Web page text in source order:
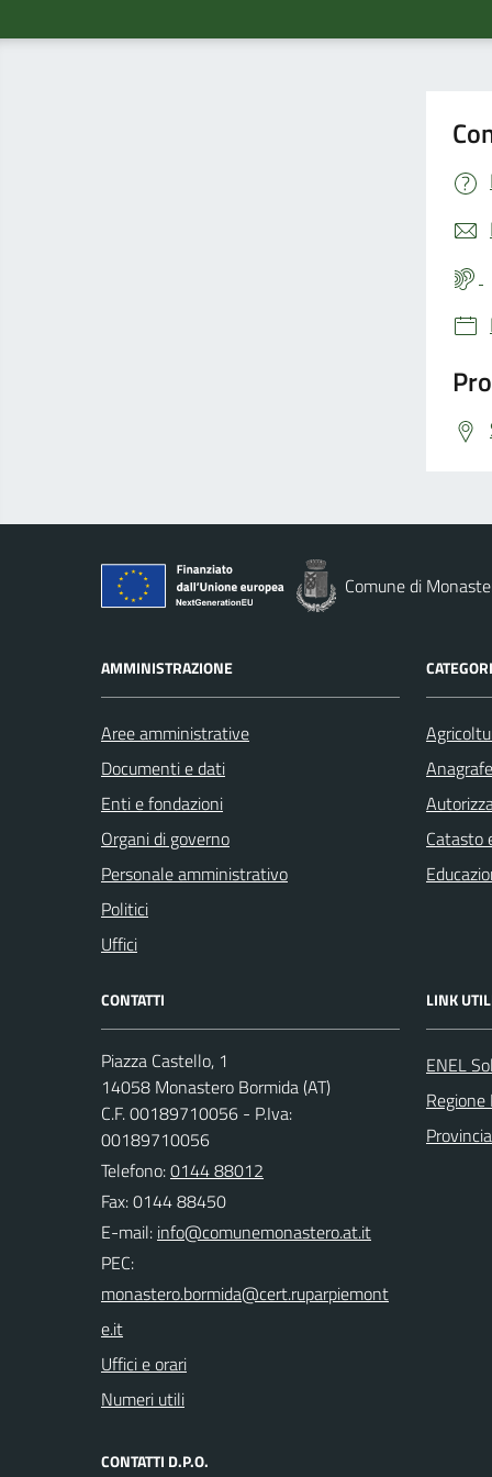
Comune di
AMMINISTRAZIONE
Aree amministrative
Documenti e dati
Enti e fondazioni
Organi di governo
Personale amministrativo
Politici
Uffici
Catasto
CONTATTI
Piazza Castello, 1
14058 Monastero Bormida (AT)
C.F. 00189710056 - P.Iva:
00189710056
Telefono:0144 88012
Fax: 0144 88450
E-mail:
PEC:
Uffici e orari
Numeri utili
CONTATTI D.P.O.
LINK
ENEL